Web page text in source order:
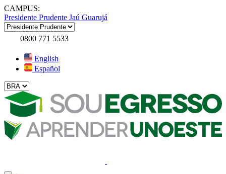
CAMPUS:
Presidente Prudente Jaú Guarujá
0800 771 5533
English
Español